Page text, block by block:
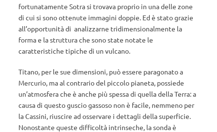
fortunatamente Sotra si trovava proprio in una delle zone
di cui si sono ottenute immagini doppie. Ed è stato grazie
all’opportunità di analizzarne tridimensionalmente la
forma e la struttura che sono state notate le
caratteristiche tipiche di un vulcano.
Titano, per le sue dimensioni, può essere paragonato a
Mercurio, ma al contrario del piccolo pianeta, possiede
un’atmosfera che è anche più spessa di quella della Terra: a
causa di questo guscio gassoso non è facile, nemmeno per
la Cassini, riuscire ad osservare i dettagli della superficie.
Nonostante queste difficoltà intrinseche, la sonda è